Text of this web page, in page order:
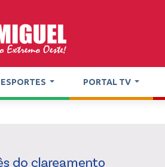
ESPORTES PORTAL TV